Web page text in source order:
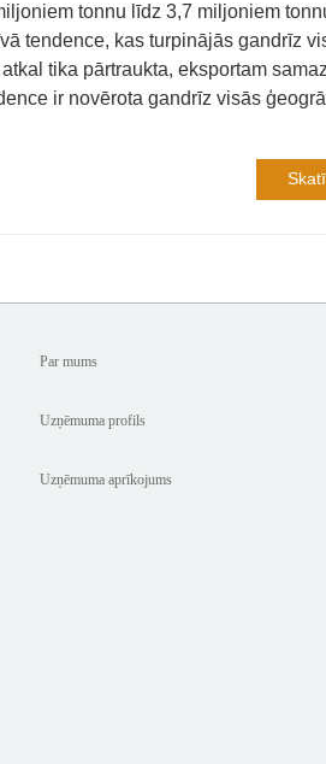
tonnu līdz 3,7 miljoniem
tendence, kas turpinājās gandrīz
tika pārtraukta, eksportam
ir novērota gandrīz visās
Par mums
Uzņēmuma profils
Uzņēmuma aprīkojums